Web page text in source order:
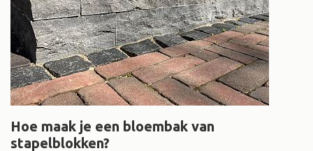
Hoe maak je een bloembak van
stapelblokken?